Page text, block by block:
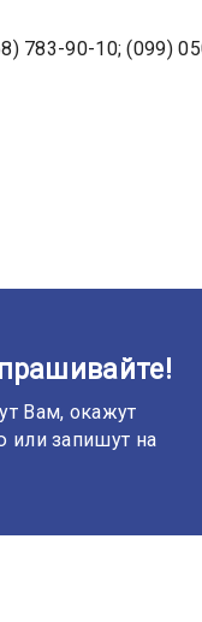
783-90-10; (099)
Вам, окажут
или запишут на